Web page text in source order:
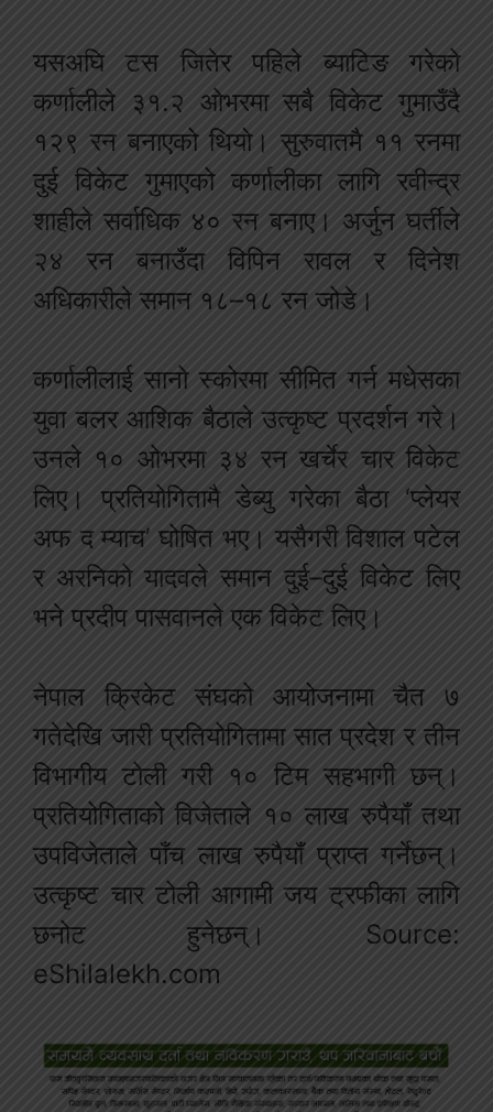
यसअघि टस जितेर पहिले ब्याटिङ गरेको
कर्णालीले ३१.२ ओभरमा सबै विकेट गुमाउँदै
१२९ रन बनाएको थियो। सुरुवातमै ११ रनमा
दुई विकेट गुमाएको कर्णालीका लागि रवीन्द्र
शाहीले सर्वाधिक ४० रन बनाए। अर्जुन घर्तीले
२४ रन बनाउँदा विपिन रावल र दिनेश
अधिकारीले समान १८–१८ रन जोडे।
कर्णालीलाई सानो स्कोरमा सीमित गर्न मधेसका
युवा बलर आशिक बैठाले उत्कृष्ट प्रदर्शन गरे।
उनले १० ओभरमा ३४ रन खर्चेर चार विकेट
लिए। प्रतियोगितामै डेब्यु गरेका बैठा ‘प्लेयर
अफ द म्याच’ घोषित भए। यसैगरी विशाल पटेल
र अरनिको यादवले समान दुई–दुई विकेट लिए
भने प्रदीप पासवानले एक विकेट लिए।
नेपाल क्रिकेट संघको आयोजनामा चैत ७
गतेदेखि जारी प्रतियोगितामा सात प्रदेश र तीन
विभागीय टोली गरी १० टिम सहभागी छन्।
प्रतियोगिताको विजेताले १० लाख रुपैयाँ तथा
उपविजेताले पाँच लाख रुपैयाँ प्राप्त गर्नेछन्।
उत्कृष्ट चार टोली आगामी जय ट्रफीका लागि
छनोट हुनेछन्। Source:
eShilalekh.com